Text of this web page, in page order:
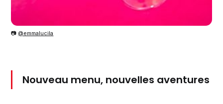
📷 @emmalucila
Nouveau menu, nouvelles aventures